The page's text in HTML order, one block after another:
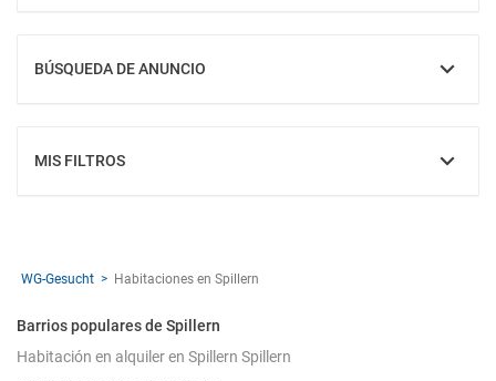
BÚSQUEDA DE ANUNCIO
MOSTRAR
MIS FILTROS
MOSTRAR
WG-Gesucht Habitaciones en Spillern
Barrios populares de Spillern
Habitación en alquiler en Spillern Spillern